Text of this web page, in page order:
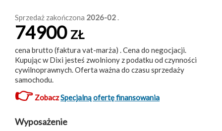
Sprzedaż zakończona 2026-02 .
74900 ZŁ
cena brutto (faktura vat-marża) . Cena do negocjacji.
Kupując w Dixi jesteś zwolniony z podatku od czynności
cywilnoprawnych. Oferta ważna do czasu sprzedaży
samochodu.
👉ZobaczSpecjalną ofertę finansowania
Wyposażenie